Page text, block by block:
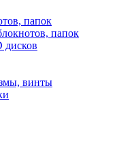
папок
папок
дисков
винты